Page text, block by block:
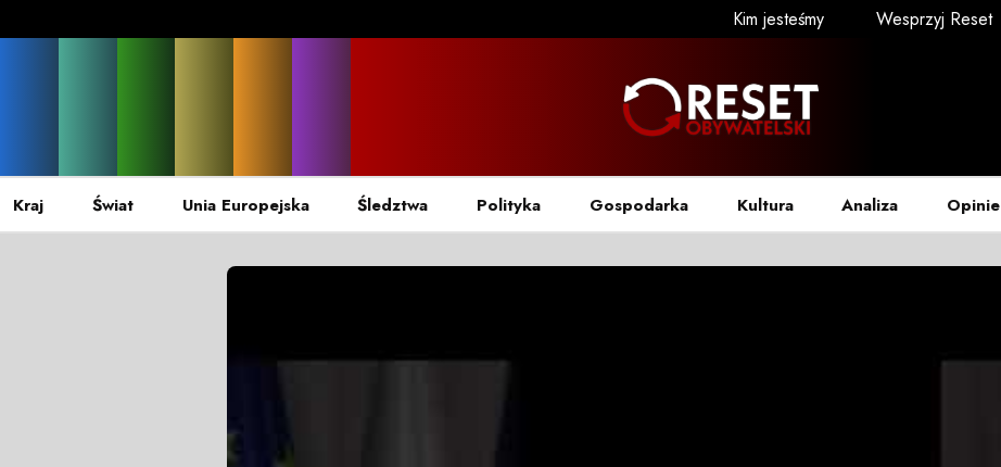
Kim jesteśmy Wesprzyj Reset
Kraj Świat Unia Europejska Śledztwa Polityka Gospodarka Kultura Analiza Opinie